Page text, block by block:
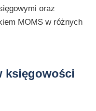
oraz
MOMS w różnych
księgowości